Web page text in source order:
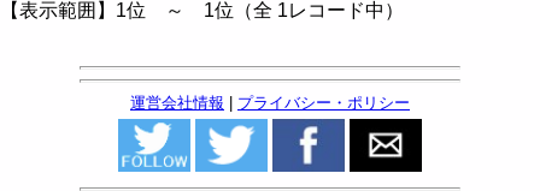
【表示範囲】1位 ～ 1位（全 1レコード中）
運営会社情報 | プライバシー・ポリシー